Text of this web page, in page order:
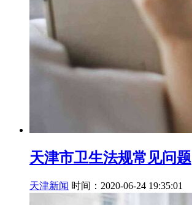
天津市卫生法规常见问题
天津新闻 时间：2020-06-24 19:35:01